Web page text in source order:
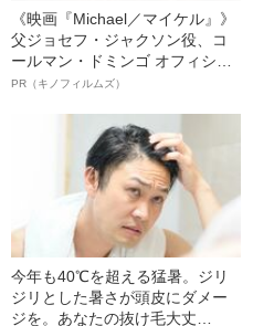
《映画『Michael／マイケル』》
父ジョセフ・ジャクソン役、コ
ールマン・ドミンゴ オフィシャ
ルインタビュー“観客を魅了した
語る”《日本興収70億円突破》
PR（キノフィルムズ）
今年も40℃を超える猛暑。ジリ
ジリとした暑さが頭皮にダメー
ジを。あなたの抜け毛大丈